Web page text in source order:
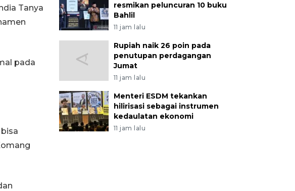
Tanya
pada
resmikan peluncuran 10 buku
Bahlil
11 jam lalu
Rupiah naik 26 poin pada
penutupan perdagangan
Jumat
11 jam lalu
Menteri ESDM tekankan
hilirisasi sebagai instrumen
kedaulatan ekonomi
11 jam lalu